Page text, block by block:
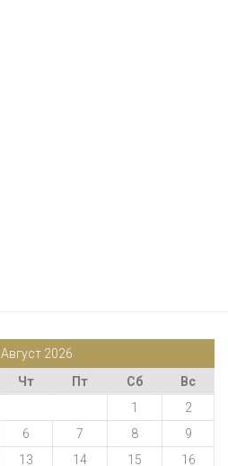
Август 2026
Чт Пт Сб
Вс
1
2
6 7 8
9
13 14 15
16